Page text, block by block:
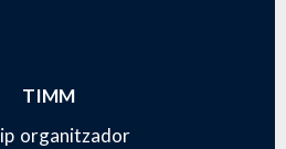
TIMM
organitzador